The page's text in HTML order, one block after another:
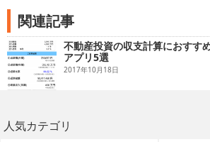
関連記事
不動産投資の収支計算におすす
アプリ5選
2017年10月18日
人気カテゴリ